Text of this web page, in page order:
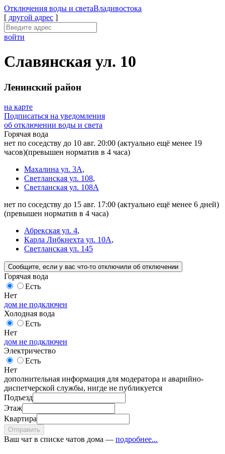
Отключения воды и светаВладивостока
[ другой адрес ]
войти
Славянская ул. 10
Ленинский район
на карте
Подписаться на уведомления
об отключении воды и света
Горячая вода
нет по соседству до 10 авг. 20:00 (актуально ещё менее 19
часов)(превышен норматив в 4 часа)
Махалина ул. 3А,
Светланская ул. 108,
Светланская ул. 108А
нет по соседству до 15 авг. 17:00 (актуально ещё менее 6 дней)
(превышен норматив в 4 часа)
Абрекская ул. 4,
Карла Либкнехта ул. 10А,
Светланская ул. 145
Сообщите , если у вас что-то отключили об отключении
Горячая вода
Есть
Нет
дом не подключен
Холодная вода
Есть
Нет
дом не подключен
Электричество
Есть
Нет
дополнительная информация для модератора и аварийно-
диспетчерской службы, нигде не публикуется
Подъезд
Этаж
Квартира
Отправить
Ваш чат в списке чатов дома — подробнее...